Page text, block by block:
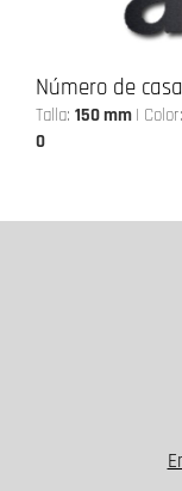
Número de
Talla:150 mm | Color:
0